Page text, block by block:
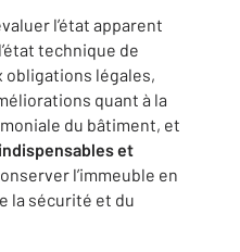
l’état apparent
technique de
obligations légales,
quant à la
du bâtiment, et
et
l’immeuble en
la sécurité et du